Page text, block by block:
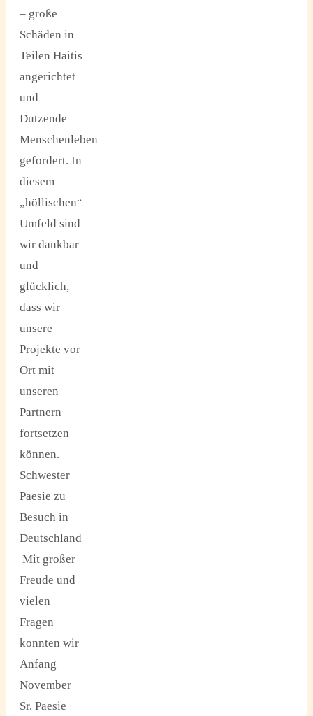
– große
Schäden in
Teilen Haitis
angerichtet
und
Dutzende
Menschenleben
gefordert. In
diesem
„höllischen“
Umfeld sind
wir dankbar
und
glücklich,
dass wir
unsere
Projekte vor
Ort mit
unseren
Partnern
fortsetzen
können.
Schwester
Paesie zu
Besuch in
Deutschland
Mit großer
Freude und
vielen
Fragen
konnten wir
Anfang
November
Sr. Paesie